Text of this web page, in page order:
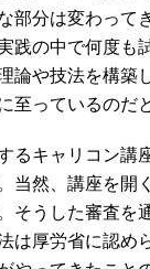
部分は変わって
践の中で何度も
論や技法を構築
至っているのだ
るキャリコン講
当然、講座を開
そうした審査を
は厚労省に認め